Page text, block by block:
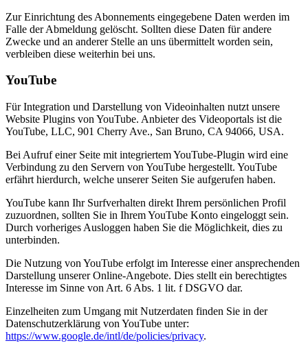
Zur Einrichtung des Abonnements eingegebene Daten werden im
Falle der Abmeldung gelöscht. Sollten diese Daten für andere
Zwecke und an anderer Stelle an uns übermittelt worden sein,
verbleiben diese weiterhin bei uns.
YouTube
Für Integration und Darstellung von Videoinhalten nutzt unsere
Website Plugins von YouTube. Anbieter des Videoportals ist die
YouTube, LLC, 901 Cherry Ave., San Bruno, CA 94066, USA.
Bei Aufruf einer Seite mit integriertem YouTube-Plugin wird eine
Verbindung zu den Servern von YouTube hergestellt. YouTube
erfährt hierdurch, welche unserer Seiten Sie aufgerufen haben.
YouTube kann Ihr Surfverhalten direkt Ihrem persönlichen Profil
zuzuordnen, sollten Sie in Ihrem YouTube Konto eingeloggt sein.
Durch vorheriges Ausloggen haben Sie die Möglichkeit, dies zu
unterbinden.
Die Nutzung von YouTube erfolgt im Interesse einer ansprechenden
Darstellung unserer Online-Angebote. Dies stellt ein berechtigtes
Interesse im Sinne von Art. 6 Abs. 1 lit. f DSGVO dar.
Einzelheiten zum Umgang mit Nutzerdaten finden Sie in der
Datenschutzerklärung von YouTube unter:
https://www.google.de/intl/de/policies/privacy.